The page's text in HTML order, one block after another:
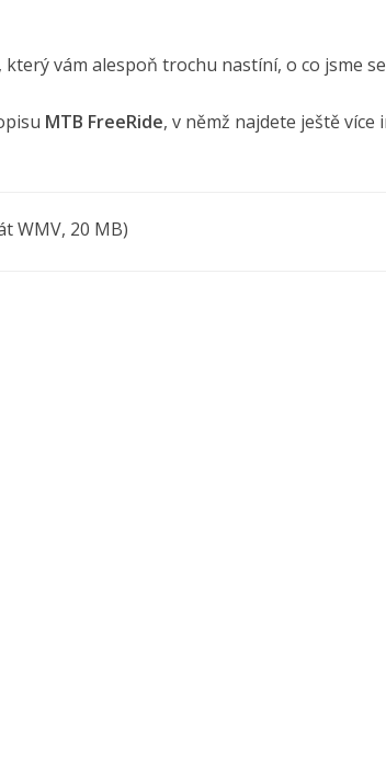
vám alespoň trochu nastíní, o co jsme se
MTB FreeRide, v němž najdete ještě více
WMV, 20 MB)